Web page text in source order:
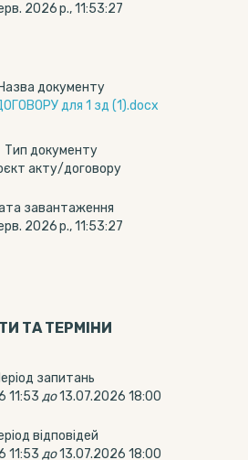
2026 р., 11:53:27
Назва документу
для 1 зд (1).docx
Тип документу
акту/договору
завантаження
2026 р., 11:53:27
ТА ТЕРМIНИ
запитань
11:53 до13.07.2026 18:00
відповідей
11:53 до13.07.2026 18:00